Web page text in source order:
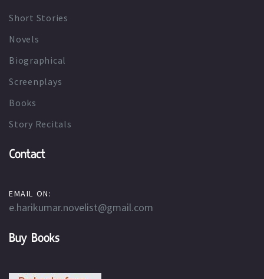
Short Stories
Novels
Biographical
Screenplays
Books
Story Recitals
Contact
EMAIL ON:
e.harikumar.novelist@gmail.com
Buy Books